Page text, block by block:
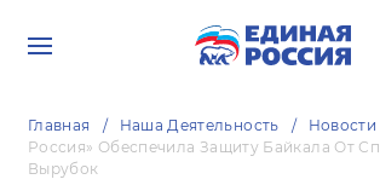
Главная Наша Деятельность Новости
Россия» Обеспечила Защиту Байкала От
Вырубок